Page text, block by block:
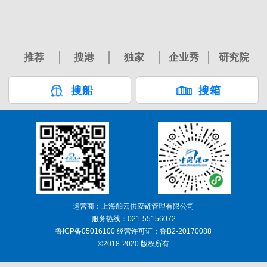
推荐 搜港 独家 企业秀 研究院
搜船 搜箱
运营商：上海舶云供应链管理有限公司
服务热线：021-55156072
鲁ICP备05016100 经营许可证：鲁B2-20170088
©2018-2020 版权所有